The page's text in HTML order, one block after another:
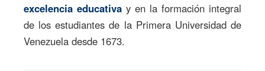
excelencia educativa y en la formación integral
de los estudiantes de la Primera Universidad de
Venezuela desde 1673.